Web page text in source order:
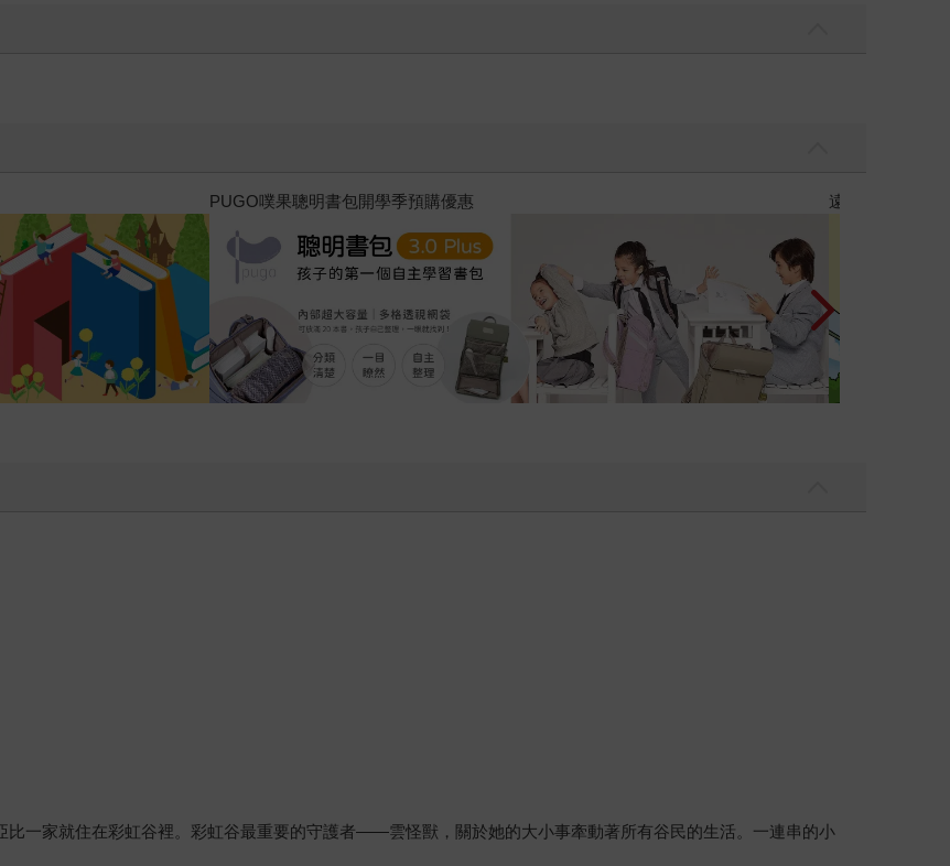
三采童書滿額送防水袋
比一家就住在彩虹谷裡。彩虹谷最重要的守護者——雲怪獸，關於她的大小事牽動著所有谷民的生活。一連串的小